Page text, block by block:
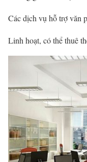
Các dịch vụ hỗ trợ văn
Linh hoạt, có thể thuê